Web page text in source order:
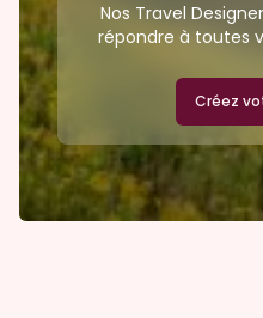
Nos Travel
répondre à toutes
Créez